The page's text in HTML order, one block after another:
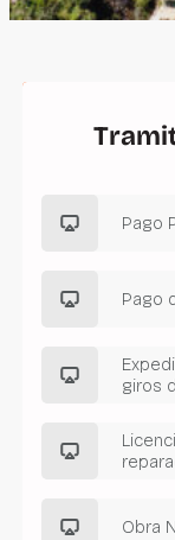
Pago
Pago
giros
Obra